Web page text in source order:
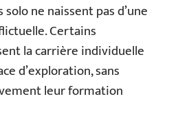
ne naissent pas d’une
Certains
la carrière individuelle
d’exploration, sans
leur formation